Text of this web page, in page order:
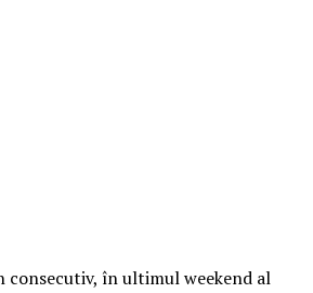
consecutiv, în ultimul weekend al